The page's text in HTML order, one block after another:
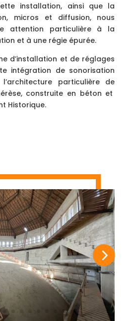
installation, ainsi que la
micros et diffusion, nous
attention particulière à la
et à une régie épurée.
d’installation et de réglages
intégration de sonorisation
particulière de
construite en béton et
Historique.